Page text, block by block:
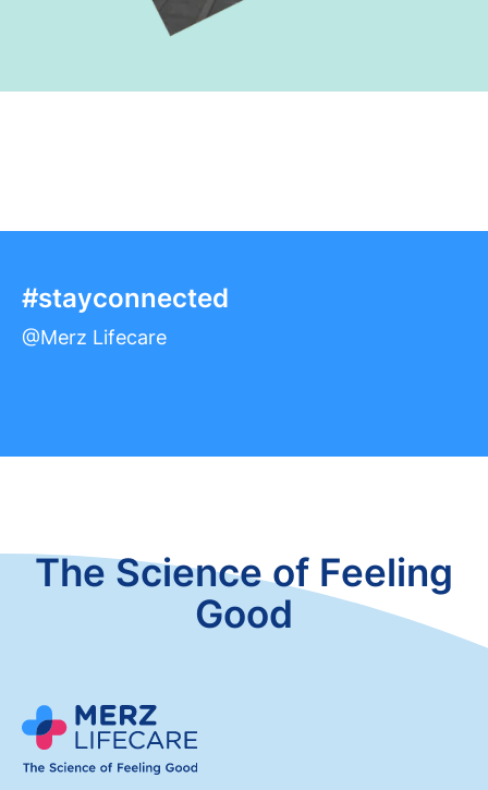
#stayconnected
@Merz Lifecare
The Science of Feeling
Good